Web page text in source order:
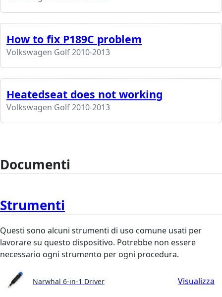
How to fix P189C problem
Volkswagen Golf 2010-2013
Heatedseat does not working
Volkswagen Golf 2010-2013
Documenti
Strumenti
Questi sono alcuni strumenti di uso comune usati per
lavorare su questo dispositivo. Potrebbe non essere
necessario ogni strumento per ogni procedura.
Narwhal 6-in-1 Driver Visualizza